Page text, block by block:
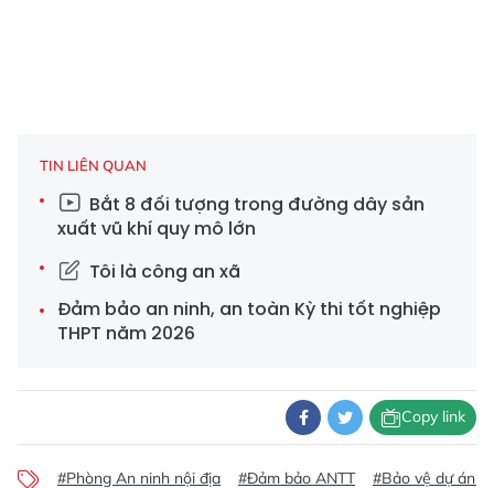
TIN LIÊN QUAN
Bắt 8 đối tượng trong đường dây sản
xuất vũ khí quy mô lớn
Tôi là công an xã
Đảm bảo an ninh, an toàn Kỳ thi tốt nghiệp
THPT năm 2026
Copy link
#Phòng An ninh nội địa #Đảm bảo ANTT #Bảo vệ dự án